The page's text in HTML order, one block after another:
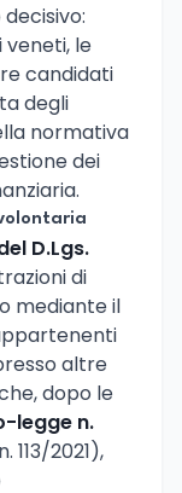
veneti, le
candidati
degli
normativa
dei
D.Lgs.
di
mediante il
altre
dopo le
legge n.
2021),